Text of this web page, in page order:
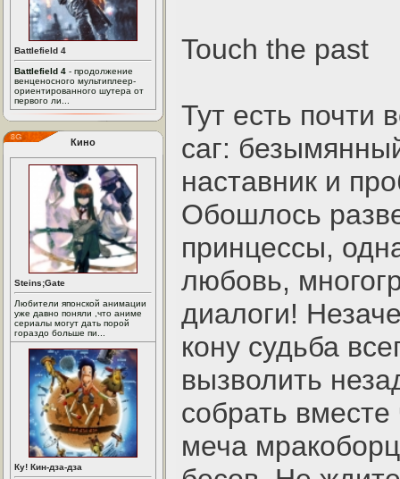
Battlefield 4
Battlefield 4 - продолжение
венценосного мультиплеер-
ориентированного шутера от
первого ли...
Кино
Steins;Gate
Любители японской анимации
уже давно поняли ,что аниме
сериалы могут дать порой
гораздо больше пи...
Ку! Кин-дза-дза
Touch the past
Тут есть почти
саг:
наставник и
Обошлось
принцессы,
любовь,
диалоги!
кону судьба
вызволить
собрать
меча